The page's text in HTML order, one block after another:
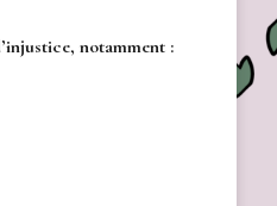
notamment :